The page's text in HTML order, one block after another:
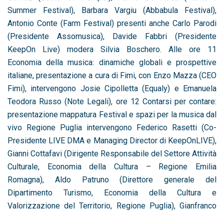
Summer Festival), Barbara Vargiu (Abbabula Festival),
Antonio Conte (Farm Festival) presenti anche Carlo Parodi
(Presidente Assomusica), Davide Fabbri (Presidente
KeepOn Live) modera Silvia Boschero. Alle ore 11
Economia della musica: dinamiche globali e prospettive
italiane, presentazione a cura di Fimi, con Enzo Mazza (CEO
Fimi), intervengono Josie Cipolletta (Equaly) e Emanuela
Teodora Russo (Note Legali), ore 12 Contarsi per contare:
presentazione mappatura Festival e spazi per la musica dal
vivo Regione Puglia intervengono Federico Rasetti (Co-
Presidente LIVE DMA e Managing Director di KeepOnLIVE),
Gianni Cottafavi (Dirigente Responsabile del Settore Attività
Culturale, Economia della Cultura – Regione Emilia
Romagna), Aldo Patruno (Direttore generale del
Dipartimento Turismo, Economia della Cultura e
Valorizzazione del Territorio, Regione Puglia), Gianfranco